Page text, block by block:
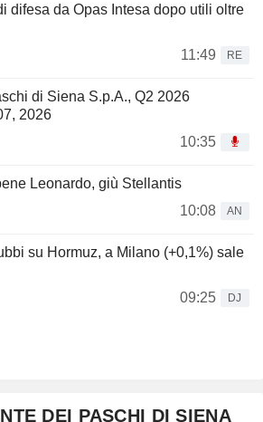
difesa da Opas Intesa dopo utili oltre
11:49
RE
di Siena S.p.A., Q2 2026
2026
10:35
Leonardo, giù Stellantis
10:08
AN
su Hormuz, a Milano (+0,1%) sale
09:25
DJ
DEI PASCHI DI SIENA